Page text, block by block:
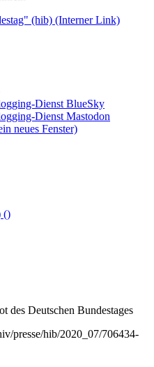
(hib) (Interner Link)
Dienst BlueSky
Dienst Mastodon
neues Fenster)
()
des Deutschen Bundestages
presse/hib/2020_07/706434-